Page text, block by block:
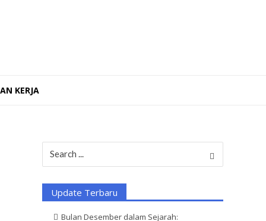
KERJA
for:
Update Terbaru
Bulan Desember dalam Sejarah: